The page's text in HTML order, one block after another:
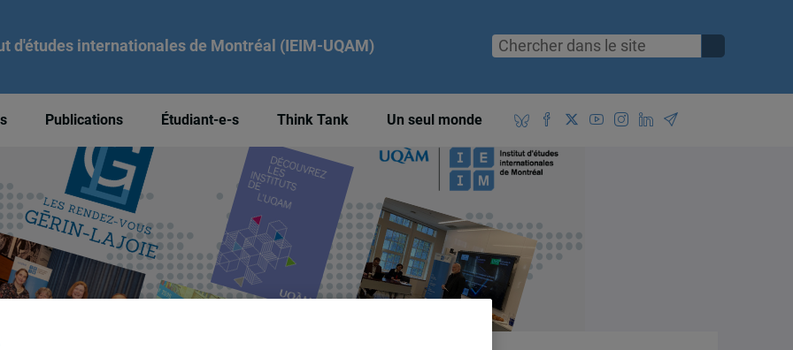
d'études internationales de Montréal (IEIM-UQAM)
Publications Étudiant-e-s Think Tank Un seul monde